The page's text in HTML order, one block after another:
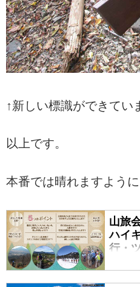
↑新しい標識ができてい
以上です。
本番では晴れますよう
山旅
ハイ
行・
山旅